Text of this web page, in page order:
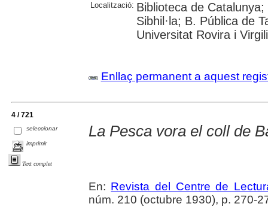
Localització: Biblioteca de
Sibhil·la; B. Pública de
Universitat Rovira i Virgili
Enllaç permanent a aquest
4 / 721
seleccionar
imprimir
Text complet
La Pesca vora el coll de
En: Revista del Centre de
núm. 210 (octubre 1930), p. 270-